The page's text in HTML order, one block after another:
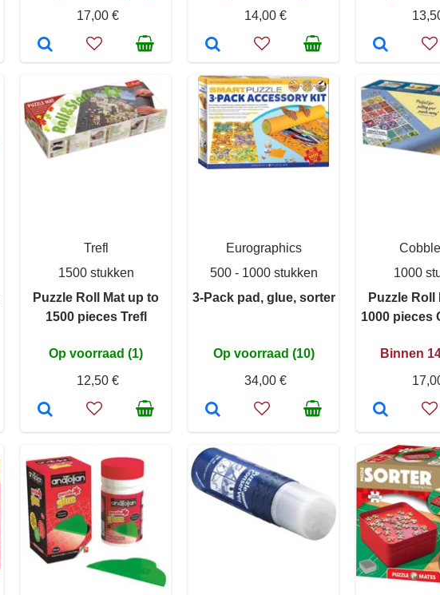
17,00 €
14,00 €
Trefl
1500 stukken
Puzzle Roll Mat up to
1500 pieces Trefl
Op voorraad (1)
12,50 €
Eurographics
500 - 1000 stukken
3-Pack pad, glue, sorter
Op voorraad (10)
34,00 €
Cobble
1000
Puzzle Roll
1000 pieces
Binnen